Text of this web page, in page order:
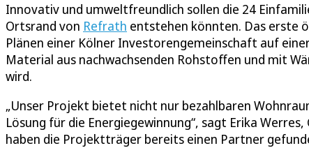
Innovativ und umweltfreundlich sollen die 24
Ortsrand von Refrath entstehen könnten. Das erste
Plänen einer Kölner Investorengemeinschaft auf
Material aus nachwachsenden Rohstoffen und mit
wird.
„Unser Projekt bietet nicht nur bezahlbaren
Lösung für die Energiegewinnung“, sagt Erika
haben die Projektträger bereits einen Partner